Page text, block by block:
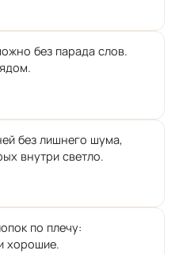
без парада слов.
без лишнего шума,
внутри светло.
по плечу:
хорошие.